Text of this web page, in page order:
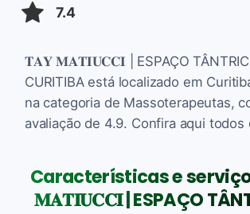
7.4
𝐓𝐀𝐘 𝐌𝐀𝐓𝐈𝐔𝐂𝐂𝐈 | ESPAÇO
CURITIBA está localizado em
na categoria de Massoterapeutas,
avaliação de 4.9. Confira aqui todos
Características e
𝐌𝐀𝐓𝐈𝐔𝐂𝐂𝐈 | ESPAÇO